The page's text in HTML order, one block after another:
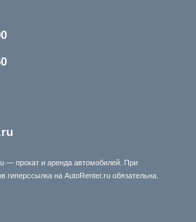
— прокат и аренда автомобилей. При
гиперссылка на AutoRenter.ru обязательна.